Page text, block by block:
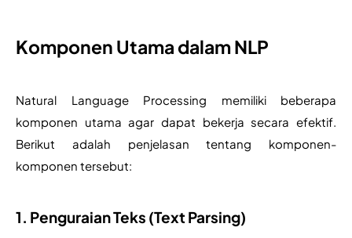
Komponen Utama dalam NLP
Natural Language Processing memiliki beberapa
komponen utama agar dapat bekerja secara efektif.
Berikut adalah penjelasan tentang komponen-
komponen tersebut:
1. Penguraian Teks (Text Parsing)